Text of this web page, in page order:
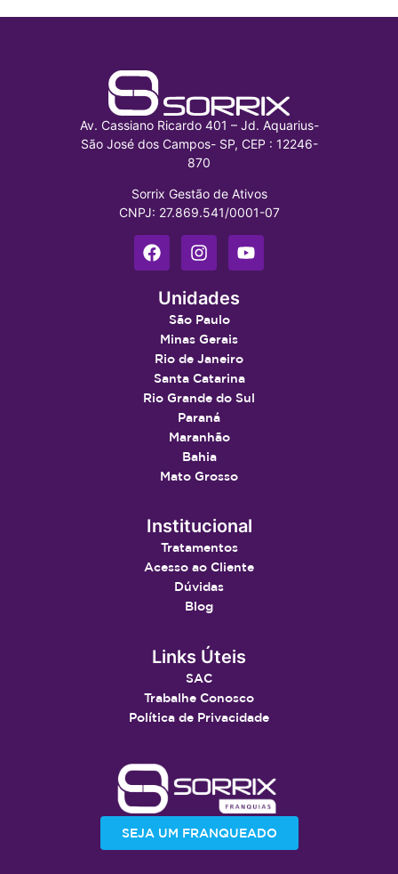
Av. Cassiano Ricardo 401 – Jd. Aquarius-
São José dos Campos- SP, CEP : 12246-
870
Sorrix Gestão de Ativos
CNPJ: 27.869.541/0001-07
Unidades
São Paulo
Minas Gerais
Rio de Janeiro
Santa Catarina
Rio Grande do Sul
Paraná
Maranhão
Bahia
Mato Grosso
Institucional
Tratamentos
Acesso ao Cliente
Dúvidas
Blog
Links Úteis
SAC
Trabalhe Conosco
Política de Privacidade
SEJA UM FRANQUEADO